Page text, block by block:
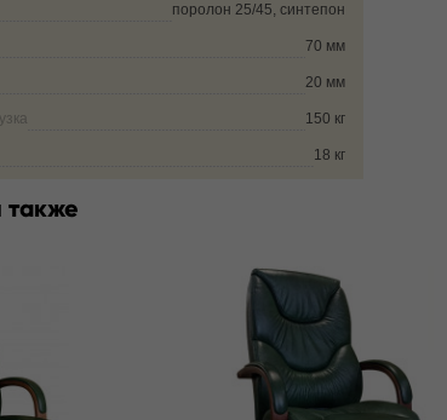
поролон 25/45, синтепон
70 мм
20 мм
150 кг
18 кг
также